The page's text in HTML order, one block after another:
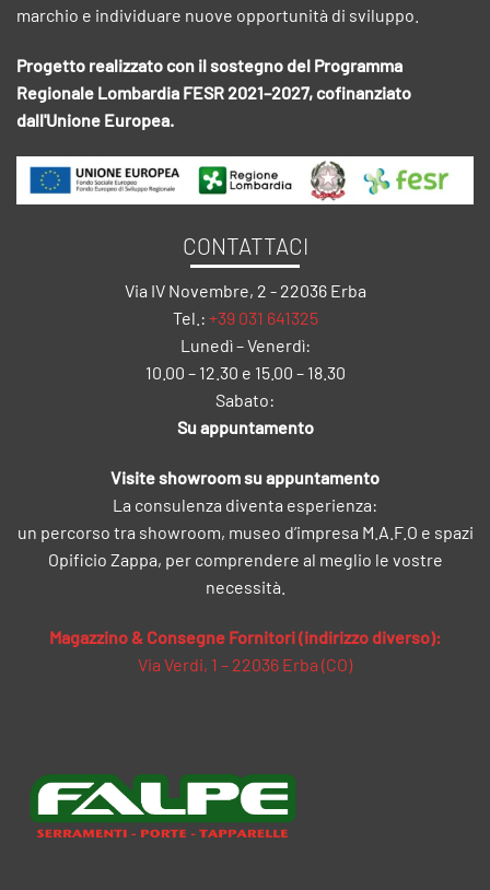
marchio e individuare nuove opportunità di sviluppo.
Progetto realizzato con il sostegno del Programma
Regionale Lombardia FESR 2021–2027, cofinanziato
dall'Unione Europea.
CONTATTACI
Via IV Novembre, 2 - 22036 Erba
Tel.: +39 031 641325
Lunedì – Venerdì:
10.00 – 12.30 e 15.00 – 18.30
Sabato:
Su appuntamento
Visite showroom su appuntamento
La consulenza diventa esperienza:
un percorso tra showroom, museo d’impresa M.A.F.O e spazi
Opificio Zappa, per comprendere al meglio le vostre
necessità.
Magazzino & Consegne Fornitori (indirizzo diverso):
Via Verdi, 1 – 22036 Erba (CO)